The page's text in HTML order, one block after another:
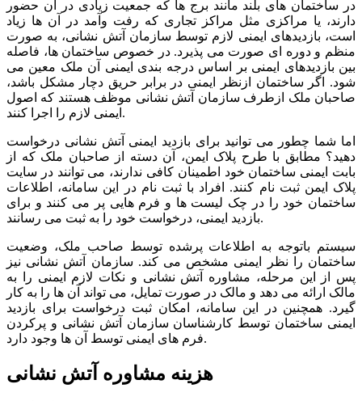
در ساختمان های بلند مانند برج ها که جمعیت زیادی در آن حضور
دارند، یا مراکزی مثل مراکز تجاری که رفت وآمد در آن ها زیاد
است، بازدیدهای ایمنی لازم توسط سازمان آتش نشانی، به صورت
منظم و دوره ای صورت می پذیرد. در خصوص ساختمان ها، فاصله
بین بازدیدهای ایمنی بر اساس درجه بندی ایمنی آن ملک معین می
شود. اگر ساختمان ازنظر ایمنی در برابر حریق دچار مشکل باشد،
صاحبان ملک ازطرف سازمان آتش نشانی موظف هستند که اصول
ایمنی لازم را اجرا کنند.
اما شما چطور می توانید برای بازدید ایمنی آتش نشانی درخواست
دهید؟ مطابق با طرح پلاک ایمن، آن دسته از صاحبان ملک که از
بابت ایمنی ساختمان خود اطمینان کافی ندارند، می توانند در سایت
پلاک ایمن ثبت نام کنند. افراد با ثبت نام در این سامانه، اطلاعات
ساختمان خود را در چک لیست ها و فرم هایی پر می کنند و برای
بازدید ایمنی، درخواست خود را به ثبت می رسانند.
سیستم باتوجه به اطلاعات پرشده توسط صاحب ملک، وضعیت
ساختمان را نظر ایمنی مشخص می کند. سازمان آتش نشانی نیز
پس از این مرحله، مشاوره آتش نشانی و نکات لازم ایمنی را به
مالک ارائه می دهد و مالک در صورت تمایل، می تواند آن ها را به کار
گیرد. همچنین در این سامانه، امکان ثبت درخواست برای بازدید
ایمنی ساختمان توسط کارشناسان سازمان آتش نشانی و پرکردن
فرم های ایمنی توسط آن ها وجود دارد.
هزینه مشاوره آتش نشانی